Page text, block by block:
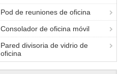
Pod de reuniones de oficina
Consolador de oficina móvil
Pared divisoria de vidrio de
oficina